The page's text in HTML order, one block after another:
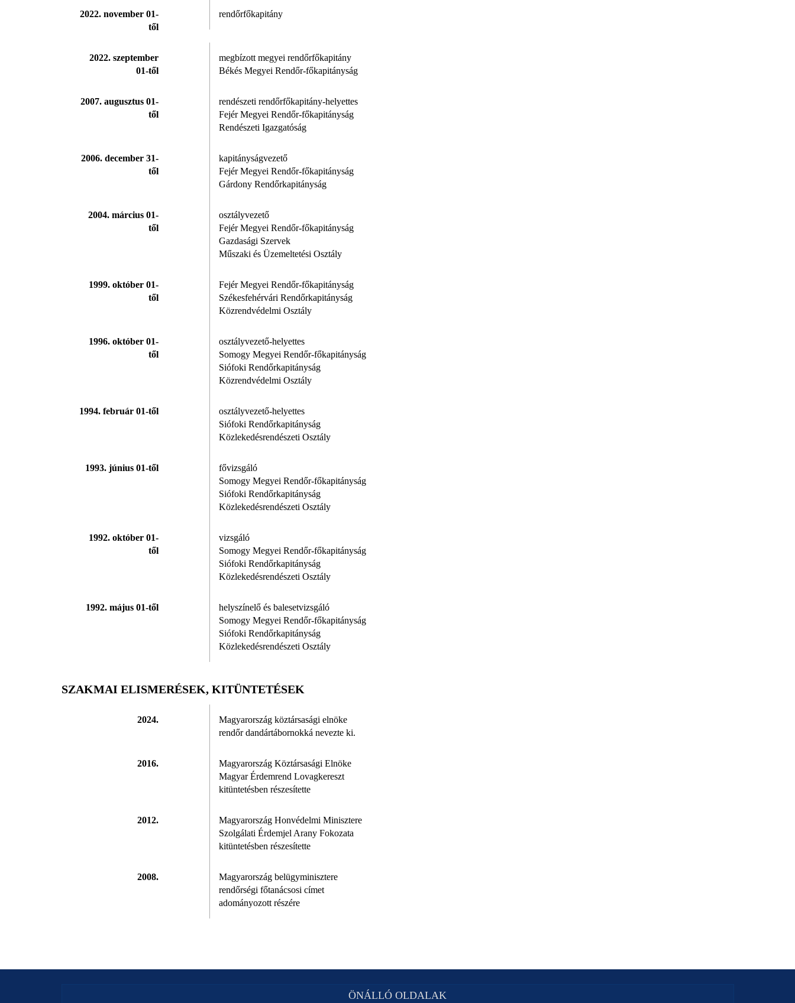
2022. november 01-
től
rendőrfőkapitány
2022. szeptember
01-től
megbízott megyei rendőrfőkapitány
Békés Megyei Rendőr-főkapitányság
2007. augusztus 01-
től
rendészeti rendőrfőkapitány-helyettes
Fejér Megyei Rendőr-főkapitányság
Rendészeti Igazgatóság
2006. december 31-
től
kapitányságvezető
Fejér Megyei Rendőr-főkapitányság
Gárdony Rendőrkapitányság
2004. március 01-
től
osztályvezető
Fejér Megyei Rendőr-főkapitányság
Gazdasági Szervek
Műszaki és Üzemeltetési Osztály
1999. október 01-
től
Fejér Megyei Rendőr-főkapitányság
Székesfehérvári Rendőrkapitányság
Közrendvédelmi Osztály
1996. október 01-
től
osztályvezető-helyettes
Somogy Megyei Rendőr-főkapitányság
Siófoki Rendőrkapitányság
Közrendvédelmi Osztály
1994. február 01-től
osztályvezető-helyettes
Siófoki Rendőrkapitányság
Közlekedésrendészeti Osztály
1993. június 01-től
fővizsgáló
Somogy Megyei Rendőr-főkapitányság
Siófoki Rendőrkapitányság
Közlekedésrendészeti Osztály
1992. október 01-
től
vizsgáló
Somogy Megyei Rendőr-főkapitányság
Siófoki Rendőrkapitányság
Közlekedésrendészeti Osztály
1992. május 01-től
helyszínelő és balesetvizsgáló
Somogy Megyei Rendőr-főkapitányság
Siófoki Rendőrkapitányság
Közlekedésrendészeti Osztály
SZAKMAI ELISMERÉSEK, KITÜNTETÉSEK
2024.
Magyarország köztársasági elnöke
rendőr dandártábornokká nevezte ki.
2016.
Magyarország Köztársasági Elnöke
Magyar Érdemrend Lovagkereszt
kitüntetésben részesítette
2012.
Magyarország Honvédelmi Minisztere
Szolgálati Érdemjel Arany Fokozata
kitüntetésben részesítette
2008.
Magyarország belügyminisztere
rendőrségi főtanácsosi címet
adományozott részére
ÖNÁLLÓ OLDALAK